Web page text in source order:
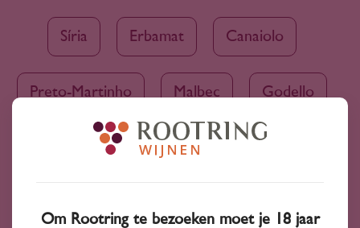
Síria Erbamat Canaiolo
Preto-Martinho Malbec Godello
Malvasia Pinot Beurot
Om Rootring te bezoeken moet je 18 jaar